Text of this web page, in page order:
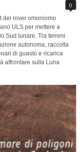
0
del rover omoniomo
ULS per mettere a
Sud lunare. Tra terreni
autonoma, raccolta
di guasto e ricarica
affrontare sulla Luna